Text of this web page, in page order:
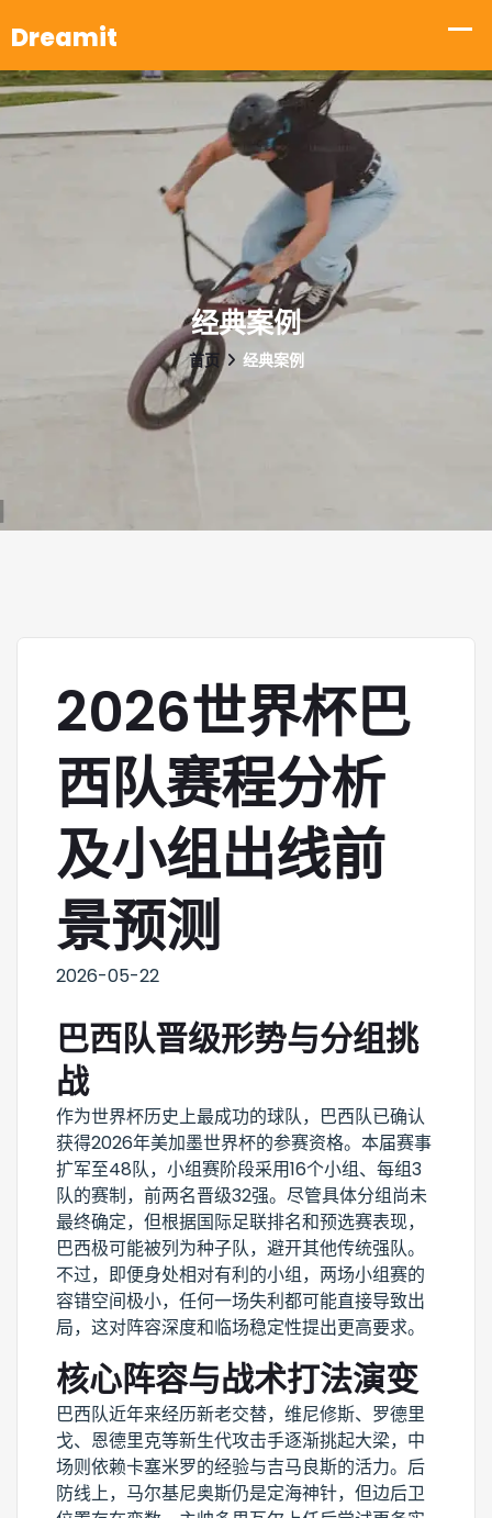
经典案例
首页 经典案例
2026世界杯巴
西队赛程分析
及小组出线前
景预测
2026-05-22
巴西队晋级形势与分组挑
战
作为世界杯历史上最成功的球队，巴西队已确认
获得2026年美加墨世界杯的参赛资格。本届赛事
扩军至48队，小组赛阶段采用16个小组、每组3
队的赛制，前两名晋级32强。尽管具体分组尚未
最终确定，但根据国际足联排名和预选赛表现，
巴西极可能被列为种子队，避开其他传统强队。
不过，即便身处相对有利的小组，两场小组赛的
容错空间极小，任何一场失利都可能直接导致出
局，这对阵容深度和临场稳定性提出更高要求。
核心阵容与战术打法演变
巴西队近年来经历新老交替，维尼修斯、罗德里
戈、恩德里克等新生代攻击手逐渐挑起大梁，中
场则依赖卡塞米罗的经验与吉马良斯的活力。后
防线上，马尔基尼奥斯仍是定海神针，但边后卫